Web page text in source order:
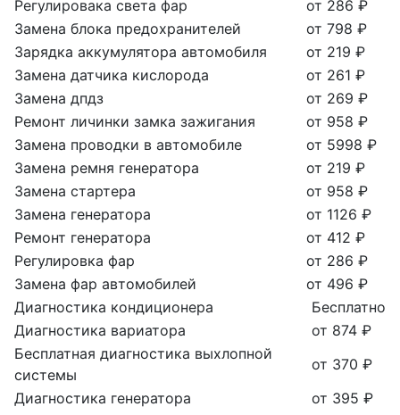
Регулировака света фар
от 286 ₽
Замена блока предохранителей
от 798 ₽
Зарядка аккумулятора автомобиля
от 219 ₽
Замена датчика кислорода
от 261 ₽
Замена дпдз
от 269 ₽
Ремонт личинки замка зажигания
от 958 ₽
Замена проводки в автомобиле
от 5998 ₽
Замена ремня генератора
от 219 ₽
Замена стартера
от 958 ₽
Замена генератора
от 1126 ₽
Ремонт генератора
от 412 ₽
Регулировка фар
от 286 ₽
Замена фар автомобилей
от 496 ₽
Диагностика кондиционера
Бесплатно
Диагностика вариатора
от 874 ₽
Бесплатная диагностика выхлопной
системы
от 370 ₽
Диагностика генератора
от 395 ₽